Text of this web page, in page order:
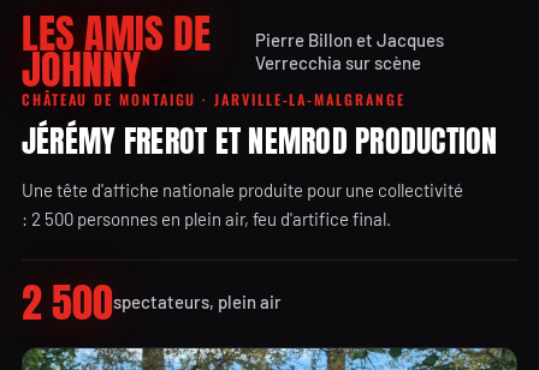
LES AMIS DE
JOHNNY
Pierre Billon et Jacques
Verrecchia sur scène
CHÂTEAU DE MONTAIGU · JARVILLE-LA-MALGRANGE
JÉRÉMY FREROT ET NEMROD PRODUCTION
Une tête d'affiche nationale produite pour une collectivité
: 2 500 personnes en plein air, feu d'artifice final.
2 500spectateurs, plein air